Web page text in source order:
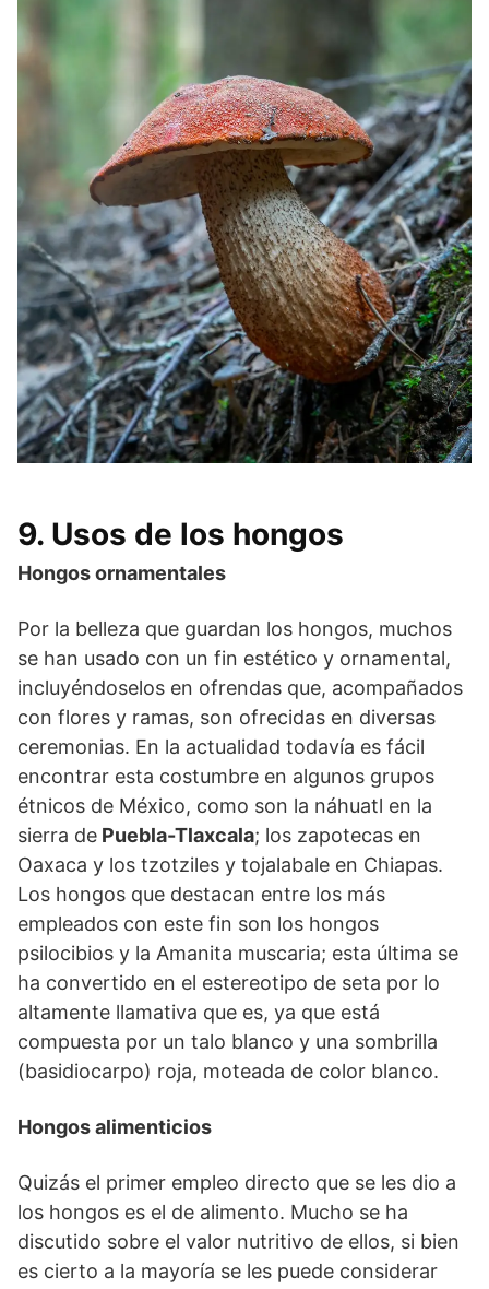
9. Usos de los hongos
Hongos ornamentales
Por la belleza que guardan los hongos, muchos
se han usado con un fin estético y ornamental,
incluyéndoselos en ofrendas que, acompañados
con flores y ramas, son ofrecidas en diversas
ceremonias. En la actualidad todavía es fácil
encontrar esta costumbre en algunos grupos
étnicos de México, como son la náhuatl en la
sierra de Puebla-Tlaxcala; los zapotecas en
Oaxaca y los tzotziles y tojalabale en Chiapas.
Los hongos que destacan entre los más
empleados con este fin son los hongos
psilocibios y la Amanita muscaria; esta última se
ha convertido en el estereotipo de seta por lo
altamente llamativa que es, ya que está
compuesta por un talo blanco y una sombrilla
(basidiocarpo) roja, moteada de color blanco.
Hongos alimenticios
Quizás el primer empleo directo que se les dio a
los hongos es el de alimento. Mucho se ha
discutido sobre el valor nutritivo de ellos, si bien
es cierto a la mayoría se les puede considerar